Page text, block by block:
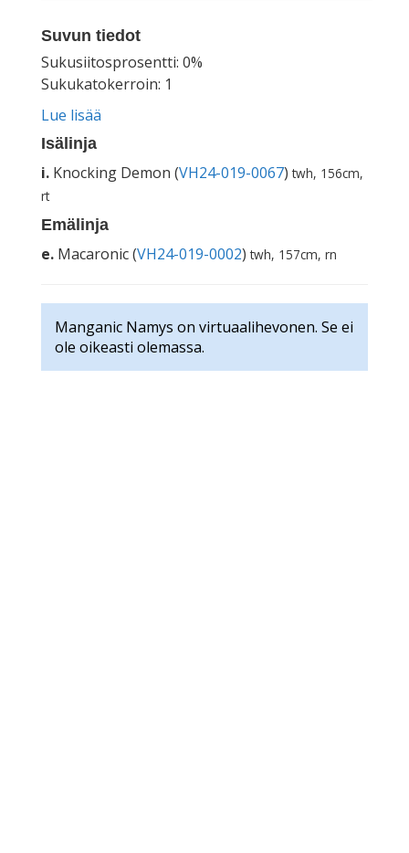
Suvun tiedot
Sukusiitosprosentti: 0%
Sukukatokerroin: 1
Lue lisää
Isälinja
i. Knocking Demon (VH24-019-0067)twh, 156cm,
rt
Emälinja
e. Macaronic (VH24-019-0002)twh, 157cm, rn
Manganic Namys on virtuaalihevonen. Se ei
ole oikeasti olemassa.